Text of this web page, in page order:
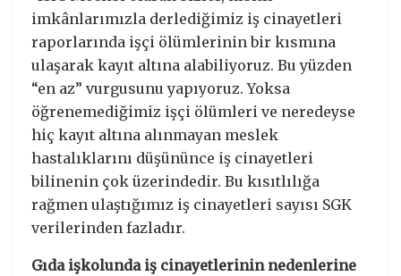
imkânlarımızla derlediğimiz iş cinayetleri
raporlarında işçi ölümlerinin bir kısmına
ulaşarak kayıt altına alabiliyoruz. Bu yüzden
“en az” vurgusunu yapıyoruz. Yoksa
öğrenemediğimiz işçi ölümleri ve neredeyse
hiç kayıt altına alınmayan meslek
hastalıklarını düşününce iş cinayetleri
bilinenin çok üzerindedir. Bu kısıtlılığa
rağmen ulaştığımız iş cinayetleri sayısı SGK
verilerinden fazladır.
Gıda işkolunda iş cinayetlerinin nedenlerine